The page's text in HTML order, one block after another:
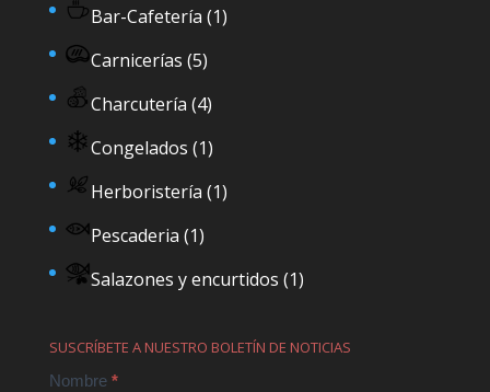
Bar-Cafetería (1)
Carnicerías (5)
Charcutería (4)
Congelados (1)
Herboristería (1)
Pescaderia (1)
Salazones y encurtidos (1)
SUSCRÍBETE A NUESTRO BOLETÍN DE NOTICIAS
Contact
Nombre *